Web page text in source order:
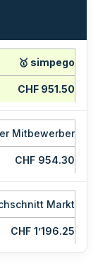
🥇 simpego
CHF 951.50
Mitbewerber
CHF 954.30
Markt
CHF 1’196.25